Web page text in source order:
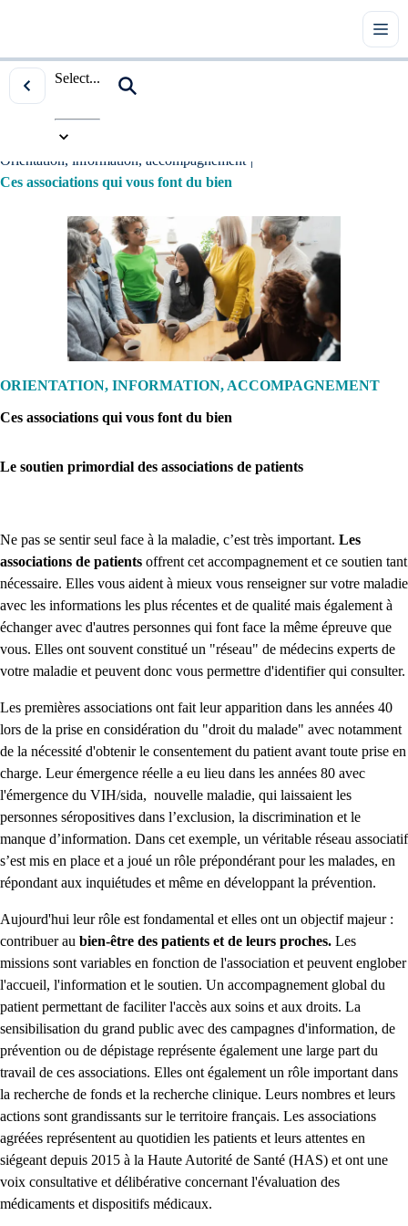
Select...
Accueil
Orientation, information, accompagnement |
Ces associations qui vous font du bien
ORIENTATION, INFORMATION, ACCOMPAGNEMENT
Ces associations qui vous font du bien
Le soutien primordial des associations de patients
Ne pas se sentir seul face à la maladie, c’est très important. Les
associations de patients offrent cet accompagnement et ce soutien tant
nécessaire. Elles vous aident à mieux vous renseigner sur votre maladie
avec les informations les plus récentes et de qualité mais également à
échanger avec d'autres personnes qui font face la même épreuve que
vous. Elles ont souvent constitué un "réseau" de médecins experts de
votre maladie et peuvent donc vous permettre d'identifier qui consulter.
Les premières associations ont fait leur apparition dans les années 40
lors de la prise en considération du "droit du malade" avec notamment
de la nécessité d'obtenir le consentement du patient avant toute prise en
charge. Leur émergence réelle a eu lieu dans les années 80 avec
l'émergence du VIH/sida, nouvelle maladie, qui laissaient les
personnes séropositives dans l’exclusion, la discrimination et le
manque d’information. Dans cet exemple, un véritable réseau associatif
s’est mis en place et a joué un rôle prépondérant pour les malades, en
répondant aux inquiétudes et même en développant la prévention.
Aujourd'hui leur rôle est fondamental et elles ont un objectif majeur :
contribuer au bien-être des patients et de leurs proches. Les
missions sont variables en fonction de l'association et peuvent englober
l'accueil, l'information et le soutien. Un accompagnement global du
patient permettant de faciliter l'accès aux soins et aux droits. La
sensibilisation du grand public avec des campagnes d'information, de
prévention ou de dépistage représente également une large part du
travail de ces associations. Elles ont également un rôle important dans
la recherche de fonds et la recherche clinique. Leurs nombres et leurs
actions sont grandissants sur le territoire français. Les associations
agréées représentent au quotidien les patients et leurs attentes en
siégeant depuis 2015 à la Haute Autorité de Santé (HAS) et ont une
voix consultative et délibérative concernant l'évaluation des
médicaments et dispositifs médicaux.